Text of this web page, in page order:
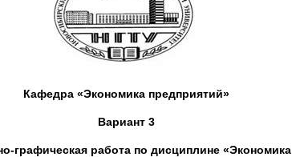
Кафедра «Экономика предприятий»
Вариант 3
графическая работа по дисциплине «Экономика